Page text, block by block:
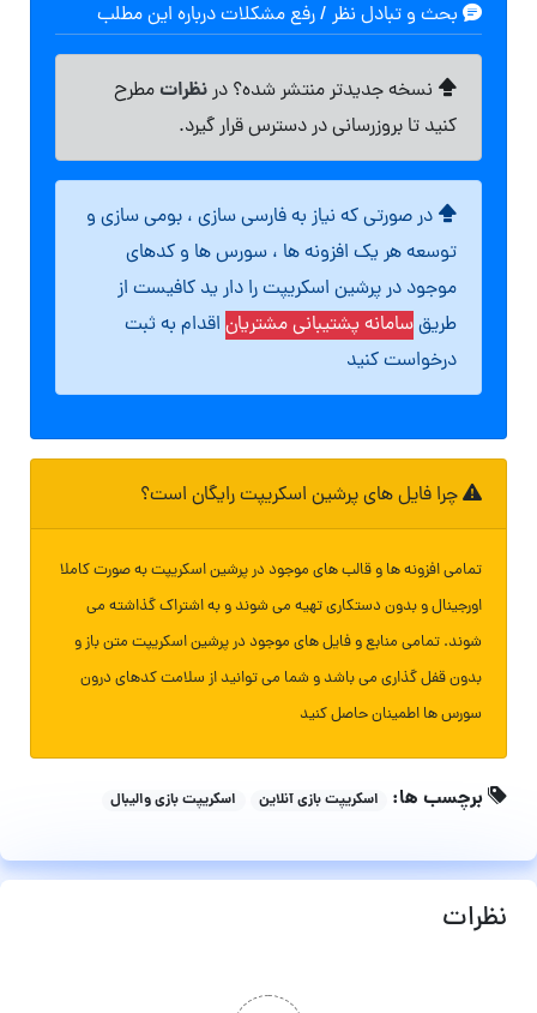
بحث و تبادل نظر / رفع مشکلات درباره این مطلب
نسخه جدیدتر منتشر شده؟ درنظراتمطرح
کنید تا بروزرسانی در دسترس قرار گیرد.
در صورتی که نیاز به فارسی سازی ، بومی سازی و
توسعه هر یک افزونه ها ، سورس ها و کدهای
موجود در پرشین اسکریپت را دار ید کافیست از
طریقسامانه پشتیبانی مشتریان اقدام به ثبت
درخواست کنید
چرا فایل های پرشین اسکریپت رایگان است؟
تمامی افزونه ها و قالب های موجود در پرشین اسکریپت به صورت کاملا
اورجینال و بدون دستکاری تهیه می شوند و به اشتراک گذاشته می
شوند. تمامی منابع و فایل های موجود در پرشین اسکریپت متن باز و
بدون قفل گذاری می باشد و شما می توانید از سلامت کدهای درون
سورس ها اطمینان حاصل کنید
برچسب ها: اسکریپت بازی آنلاین اسکریپت بازی والیبال
نظرات